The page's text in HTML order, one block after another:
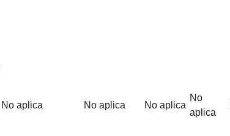
No aplica No aplica No aplica
No
aplica